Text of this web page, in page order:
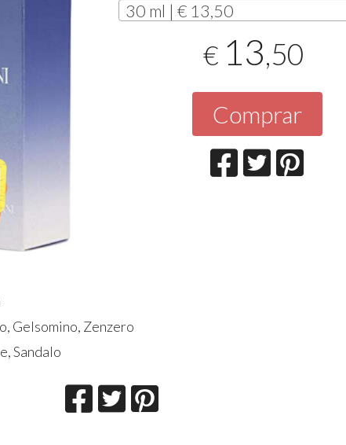
30 ml | € 13,50
€ 13,50
Comprar
Gelsomino, Zenzero
Sandalo